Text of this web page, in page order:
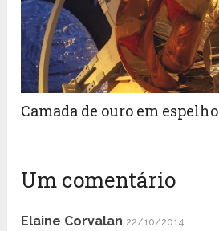
Camada de ouro em espelho
Um comentário
Elaine Corvalan 22/10/2014